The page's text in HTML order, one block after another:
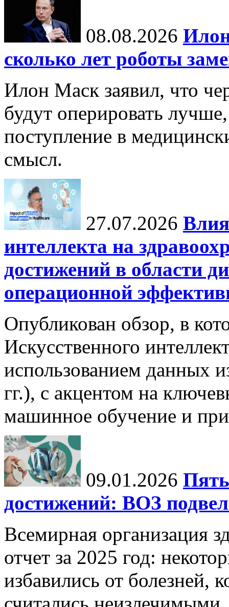
08.08.2026
сколько лет роботы
Илон Маск заявил, что
будут оперировать
поступление в
смысл.
27.07.2026
интеллекта на
достижений в области
операционной
Опубликован обзор, в
Искусственного
использованием данных
гг.), с акцентом на
машинное обучение и
09.01.2026
достижений: ВОЗ
Всемирная организация
отчет за 2025 год:
избавились от болезней,